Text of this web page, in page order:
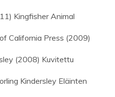
Kingfisher Animal
California Press (2009)
(2008) Kuvitettu
Kindersley Eläinten